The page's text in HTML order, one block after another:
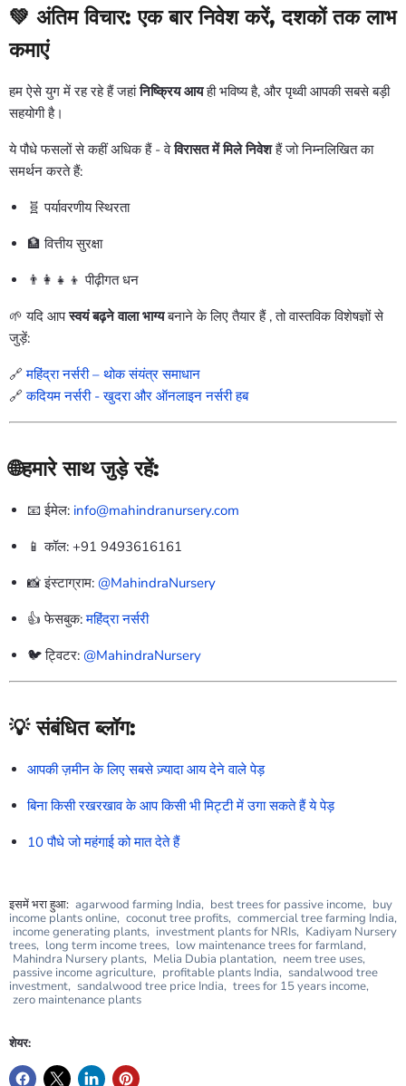
💚 अंतिम विचार: एक बार निवेश करें, दशकों तक लाभ
कमाएं
हम ऐसे युग में रह रहे हैं जहां निष्क्रिय आय ही भविष्य है, और पृथ्वी आपकी सबसे बड़ी
सहयोगी है।
ये पौधे फसलों से कहीं अधिक हैं - वे विरासत में मिले निवेशहैंजो निम्नलिखित का
समर्थन करते हैं:
🧬 पर्यावरणीय स्थिरता
🏦 वित्तीय सुरक्षा
👨👩👧👦 पीढ़ीगत धन
🌱 यदि आप स्वयं बढ़ने वाला भाग्यबनाने के लिए तैयार हैं , तो वास्तविक विशेषज्ञों से
जुड़ें:
🔗 महिंद्रा नर्सरी – थोक संयंत्र समाधान
🔗 कदियम नर्सरी - खुदरा और ऑनलाइन नर्सरी हब
🌐हमारे साथ जुड़े रहें:
📧 ईमेल: info@mahindranursery.com
📱 कॉल: +91 9493616161
📸 इंस्टाग्राम: @MahindraNursery
👍 फेसबुक: महिंद्रा नर्सरी
🐦 ट्विटर: @MahindraNursery
💡 संबंधित ब्लॉग:
आपकी ज़मीन के लिए सबसे ज़्यादा आय देने वाले पेड़
बिना किसी रखरखाव के आप किसी भी मिट्टी में उगा सकते हैं ये पेड़
10 पौधे जो महंगाई को मात देते हैं
इसमें भरा हुआ: agarwood farming India, best trees for passive income, buy
income plants online, coconut tree profits, commercial tree farming India,
income generating plants, investment plants for NRIs, Kadiyam Nursery
trees, long term income trees, low maintenance trees for farmland,
Mahindra Nursery plants, Melia Dubia plantation, neem tree uses,
passive income agriculture, profitable plants India, sandalwood tree
investment, sandalwood tree price India, trees for 15 years income,
zero maintenance plants
शेयर: